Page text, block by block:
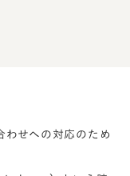
わせへの対応のため